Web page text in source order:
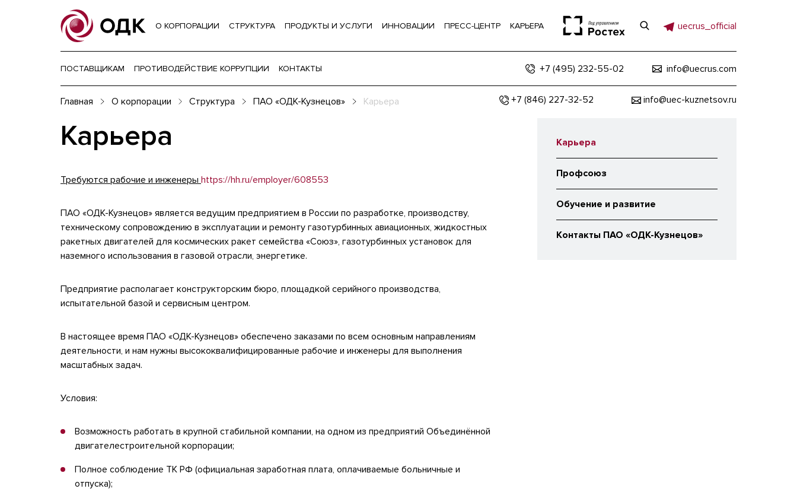
О КОРПОРАЦИИ СТРУКТУРА ПРОДУКТЫ И УСЛУГИ ИННОВАЦИИ ПРЕСС-ЦЕНТР КАРЬЕРА uecrus_official
ПОСТАВЩИКАМ ПРОТИВОДЕЙСТВИЕ КОРРУПЦИИ КОНТАКТЫ +7 (495) 232-55-02 info@uecrus.com
Главная О корпорации Структура ПАО «ОДК-Кузнецов» Карьера +7 (846) 227-32-52 info@uec-kuznetsov.ru
Карьера
Требуются рабочие и инженеры https://hh.ru/employer/608553
ПАО «ОДК-Кузнецов» является ведущим предприятием в России по разработке, производству,
техническому сопровождению в эксплуатации и ремонту газотурбинных авиационных, жидкостных
ракетных двигателей для космических ракет семейства «Союз», газотурбинных установок для
наземного использования в газовой отрасли, энергетике.
Предприятие располагает конструкторским бюро, площадкой серийного производства,
испытательной базой и сервисным центром.
В настоящее время ПАО «ОДК-Кузнецов» обеспечено заказами по всем основным направлениям
деятельности, и нам нужны высококвалифицированные рабочие и инженеры для выполнения
масштабных задач.
Условия:
Возможность работать в крупной стабильной компании, на одном из предприятий Объединённой
двигателестроительной корпорации;
Полное соблюдение ТК РФ (официальная заработная плата, оплачиваемые больничные и
отпуска);
Карьера
Профсоюз
Обучение и развитие
Контакты ПАО «ОДК-Кузнецов»